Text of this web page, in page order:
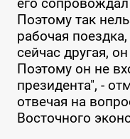
его сопровождал
Поэтому так
рабочая
сейчас другая,
Поэтому он не
президента", -
отвечая на
Восточного